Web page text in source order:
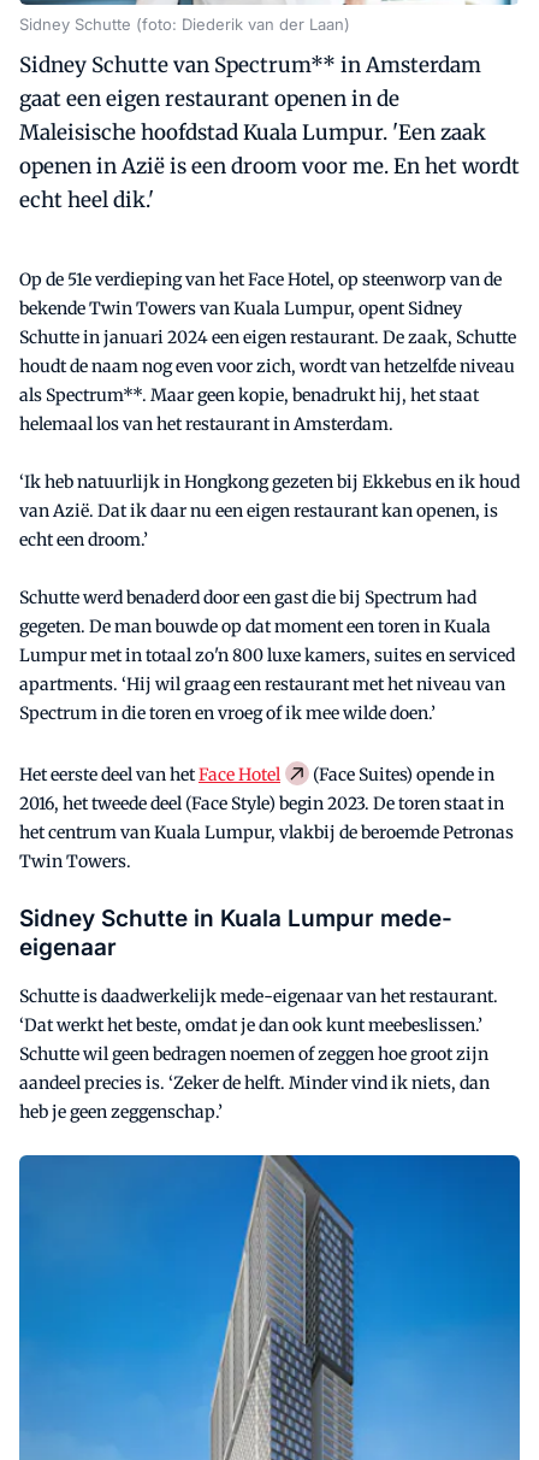
Sidney Schutte (foto: Diederik van der Laan)
Sidney Schutte van Spectrum** in Amsterdam
gaat een eigen restaurant openen in de
Maleisische hoofdstad Kuala Lumpur. 'Een zaak
openen in Azië is een droom voor me. En het wordt
echt heel dik.'
Op de 51e verdieping van het Face Hotel, op steenworp van de
bekende Twin Towers van Kuala Lumpur, opent Sidney
Schutte in januari 2024 een eigen restaurant. De zaak, Schutte
houdt de naam nog even voor zich, wordt van hetzelfde niveau
als Spectrum**. Maar geen kopie, benadrukt hij, het staat
helemaal los van het restaurant in Amsterdam.
‘Ik heb natuurlijk in Hongkong gezeten bij Ekkebus en ik houd
van Azië. Dat ik daar nu een eigen restaurant kan openen, is
echt een droom.’
Schutte werd benaderd door een gast die bij Spectrum had
gegeten. De man bouwde op dat moment een toren in Kuala
Lumpur met in totaal zo'n 800 luxe kamers, suites en serviced
apartments. ‘Hij wil graag een restaurant met het niveau van
Spectrum in die toren en vroeg of ik mee wilde doen.’
Het eerste deel van hetFace Hotel
(Face Suites) opende in
2016, het tweede deel (Face Style) begin 2023. De toren staat in
het centrum van Kuala Lumpur, vlakbij de beroemde Petronas
Twin Towers.
Sidney Schutte in Kuala Lumpur mede-
eigenaar
Schutte is daadwerkelijk mede-eigenaar van het restaurant.
‘Dat werkt het beste, omdat je dan ook kunt meebeslissen.’
Schutte wil geen bedragen noemen of zeggen hoe groot zijn
aandeel precies is. ‘Zeker de helft. Minder vind ik niets, dan
heb je geen zeggenschap.’